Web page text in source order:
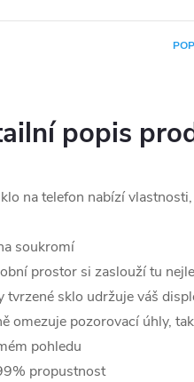
popis
na telefon nabízí
soukromí
prostor si zaslouží tu
tvrzené sklo udržuje váš
omezuje pozorovací úhly,
pohledu
propustnost